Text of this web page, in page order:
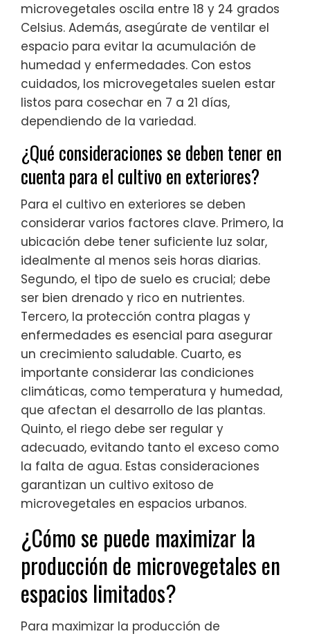
microvegetales oscila entre 18 y 24 grados
Celsius. Además, asegúrate de ventilar el
espacio para evitar la acumulación de
humedad y enfermedades. Con estos
cuidados, los microvegetales suelen estar
listos para cosechar en 7 a 21 días,
dependiendo de la variedad.
¿Qué consideraciones se deben tener en
cuenta para el cultivo en exteriores?
Para el cultivo en exteriores se deben
considerar varios factores clave. Primero, la
ubicación debe tener suficiente luz solar,
idealmente al menos seis horas diarias.
Segundo, el tipo de suelo es crucial; debe
ser bien drenado y rico en nutrientes.
Tercero, la protección contra plagas y
enfermedades es esencial para asegurar
un crecimiento saludable. Cuarto, es
importante considerar las condiciones
climáticas, como temperatura y humedad,
que afectan el desarrollo de las plantas.
Quinto, el riego debe ser regular y
adecuado, evitando tanto el exceso como
la falta de agua. Estas consideraciones
garantizan un cultivo exitoso de
microvegetales en espacios urbanos.
¿Cómo se puede maximizar la
producción de microvegetales en
espacios limitados?
Para maximizar la producción de